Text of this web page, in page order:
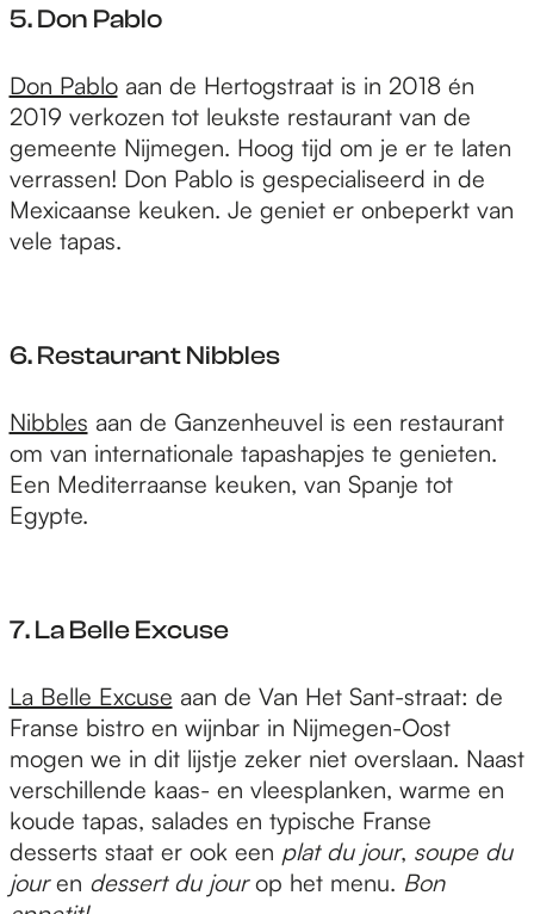
5. Don Pablo
Don Pabloaan de Hertogstraat is in 2018 én
2019 verkozen tot leukste restaurant van de
gemeente Nijmegen. Hoog tijd om je er te laten
verrassen! Don Pablo is gespecialiseerd in de
Mexicaanse keuken. Je geniet er onbeperkt van
vele tapas.
6. Restaurant Nibbles
Nibbles aan de Ganzenheuvel is een restaurant
om van internationale tapashapjes te genieten.
Een Mediterraanse keuken, van Spanje tot
Egypte.
7. La Belle Excuse
La Belle Excuse aan de Van Het Sant-straat: de
Franse bistro en wijnbar in Nijmegen-Oost
mogen we in dit lijstje zeker niet overslaan. Naast
verschillende kaas- en vleesplanken, warme en
koude tapas, salades en typische Franse
desserts staat er ook een plat du jour, soupe du
jouren dessert du jourop het menu. Bon